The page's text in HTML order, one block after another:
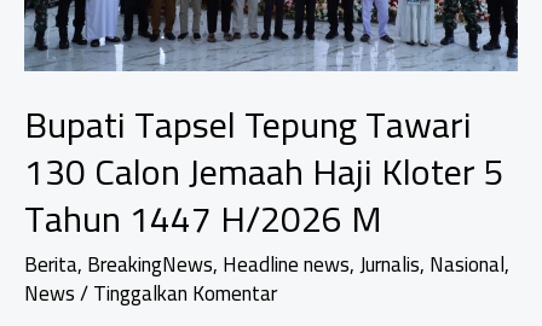
Bupati Tapsel Tepung Tawari
130 Calon Jemaah Haji Kloter 5
Tahun 1447 H/2026 M
Berita,BreakingNews,Headline news,Jurnalis,Nasional,
News/Tinggalkan Komentar